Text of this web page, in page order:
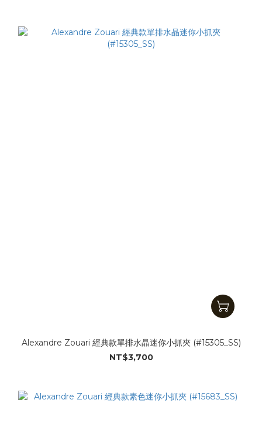
Alexandre Zouari 經典款單排水晶迷你小抓夾 (#15305_SS)
NT$3,700